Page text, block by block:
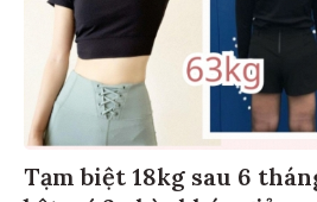
Tạm biệt 18kg sau 6